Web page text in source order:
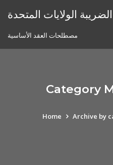
الولايات المتحدة
مصطلحات العقد الأساسية
Category
Home Archive by